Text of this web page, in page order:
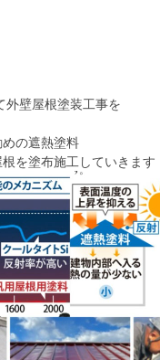
外壁屋根塗装工事を
の遮熱塗料
を塗布施工していきます